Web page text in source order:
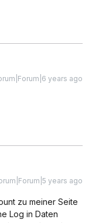
years ago
years ago
zu meiner Seite
Log in Daten